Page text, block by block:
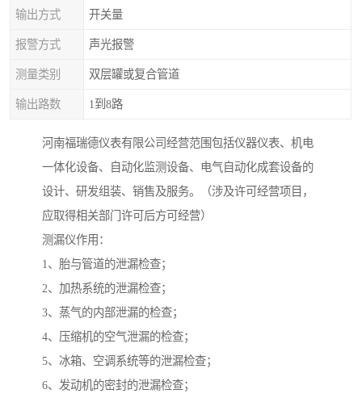
输出方式 开关量
报警方式 声光报警
测量类别 双层罐或复合管道
输出路数 1到8路
河南福瑞德仪表有限公司经营范围包括仪器仪表、机电
一体化设备、自动化监测设备、电气自动化成套设备的
设计、研发组装、销售及服务。（涉及许可经营项目，
应取得相关部门许可后方可经营）
测漏仪作用：
1、胎与管道的泄漏检查；
2、加热系统的泄漏检查；
3、蒸气的内部泄漏的检查；
4、压缩机的空气泄漏的检查；
5、冰箱、空调系统等的泄漏检查；
6、发动机的密封的泄漏检查；